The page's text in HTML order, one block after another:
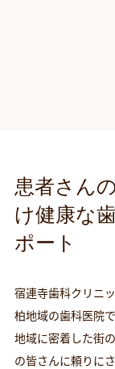
患者さん
け健康な
ポート
宿連寺歯科クリニ
柏地域の歯科医院で
地域に密着した街
の皆さんに頼りに